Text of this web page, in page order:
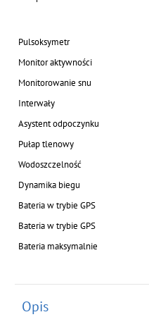
Pulsoksymetr
Monitor aktywności
Monitorowanie snu
Interwały
Asystent odpoczynku
Pułap tlenowy
Wodoszczelność
Dynamika biegu
Bateria w trybie GPS
Bateria w trybie GPS
Bateria maksymalnie
Opis